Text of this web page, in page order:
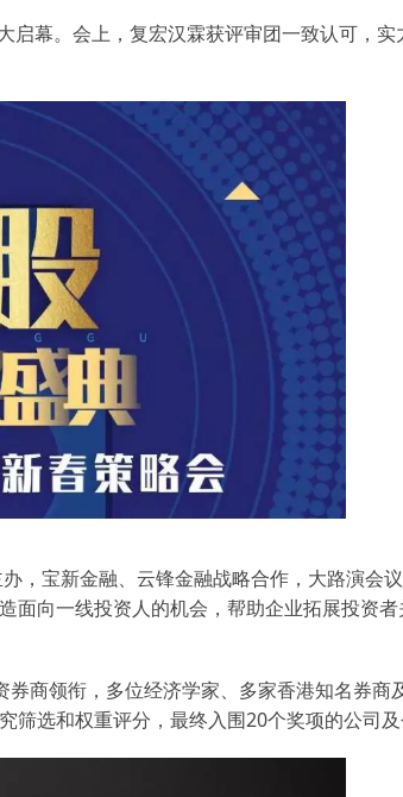
幕。会上，复宏汉霖获评审团一致认可，实
宝新金融、云锋金融战略合作，大路演会议
向一线投资人的机会，帮助企业拓展投资
商领衔，多位经济学家、多家香港知名券商
选和权重评分，最终入围20个奖项的公司及